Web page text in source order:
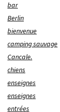
bar
Berlin
bienvenue
camping sauvage
Cancale.
chiens
enseignes
enseignes
entrées